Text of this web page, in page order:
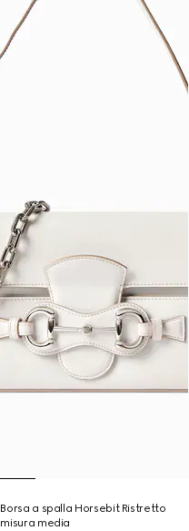
Borsa a spalla Horsebit Ristretto
misura media